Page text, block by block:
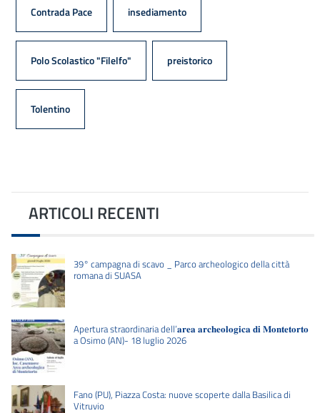
Contrada Pace insediamento
Polo Scolastico "Filelfo" preistorico
Tolentino
ARTICOLI RECENTI
39° campagna di scavo _ Parco archeologico della città
romana di SUASA
Apertura straordinaria dell’𝐚𝐫𝐞𝐚 𝐚𝐫𝐜𝐡𝐞𝐨𝐥𝐨𝐠𝐢𝐜𝐚 𝐝𝐢 𝐌𝐨𝐧𝐭𝐞𝐭𝐨𝐫𝐭𝐨
a Osimo (AN)- 18 luglio 2026
Fano (PU), Piazza Costa: nuove scoperte dalla Basilica di
Vitruvio